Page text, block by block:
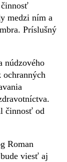
činnosť
medzi ním a
Príslušný
núdzového
ochranných
činnosť od
Roman
viesť aj